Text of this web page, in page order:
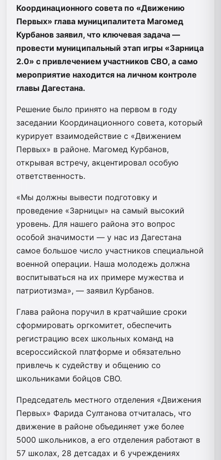
Координационного совета по «Движению
Первых» глава муниципалитета Магомед
Курбанов заявил, что ключевая задача —
провести муниципальный этап игры «Зарница
2.0» с привлечением участников СВО, а само
мероприятие находится на личном контроле
главы Дагестана.
Решение было принято на первом в году
заседании Координационного совета, который
курирует взаимодействие с «Движением
Первых» в районе. Магомед Курбанов,
открывая встречу, акцентировал особую
ответственность.
«Мы должны вывести подготовку и
проведение «Зарницы» на самый высокий
уровень. Для нашего района это вопрос
особой значимости — у нас из Дагестана
самое большое число участников специальной
военной операции. Наша молодежь должна
воспитываться на их примере мужества и
патриотизма», — заявил Курбанов.
Глава района поручил в кратчайшие сроки
сформировать оргкомитет, обеспечить
регистрацию всех школьных команд на
всероссийской платформе и обязательно
привлечь к судейству и общению со
школьниками бойцов СВО.
Председатель местного отделения «Движения
Первых» Фарида Султанова отчиталась, что
движение в районе объединяет уже более
5000 школьников, а его отделения работают в
57 школах, 28 детсадах и 6 учреждениях